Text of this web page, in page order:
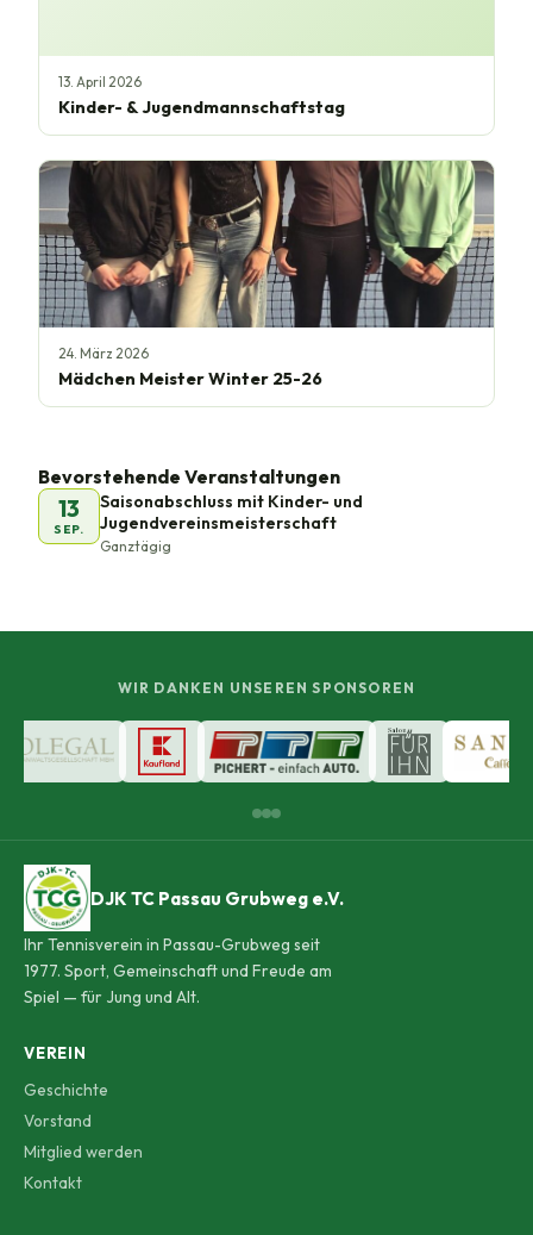
13. April 2026
Kinder- & Jugendmannschaftstag
24. März 2026
Mädchen Meister Winter 25-26
Bevorstehende Veranstaltungen
13
SEP.
Saisonabschluss mit Kinder- und
Jugendvereinsmeisterschaft
Ganztägig
WIR DANKEN UNSEREN SPONSOREN
DJK TC Passau Grubweg e.V.
Ihr Tennisverein in Passau-Grubweg seit
1977. Sport, Gemeinschaft und Freude am
Spiel — für Jung und Alt.
VEREIN
Geschichte
Vorstand
Mitglied werden
Kontakt